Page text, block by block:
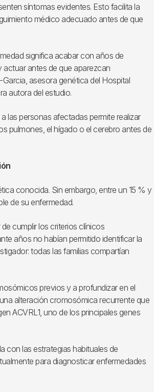
síntomas evidentes. Esto facilita la
médico adecuado antes de que
significa acabar con años de
actuar antes de que aparezcan
asesora genética del Hospital
autora del estudio.
las personas afectadas permite realizar
pulmones, el hígado o el cerebro antes de
conocida. Sin embargo, entre un 15 % y
de su enfermedad.
cumplir los criterios clínicos
años no habían permitido identificar la
todas las familias compartían
previos y a profundizar en el
alteración cromosómica recurrente que
ACVRL1, uno de los principales genes
con las estrategias habituales de
para diagnosticar enfermedades